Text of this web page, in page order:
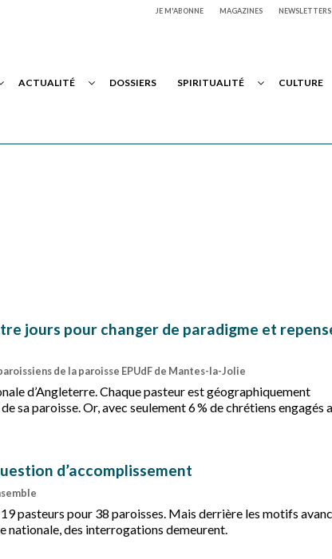
JE M'ABONNE MAGAZINES NEWSLETTERS
ACTUALITÉ DOSSIERS SPIRITUALITÉ CULTURE
jours pour changer de paradigme et
de la paroisse EPUdF de Mantes-la-Jolie
d’Angleterre. Chaque pasteur est géographiquement
sa paroisse. Or, avec seulement 6 % de chrétiens engagés
auxquels n’est pas annoncé l’Évangile. Comment
d’accomplissement
pasteurs pour 38 paroisses. Mais derrière les motifs
nationale, des interrogations demeurent.